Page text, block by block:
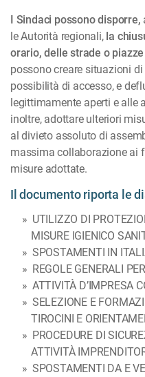
I Sindaci possono disporre,
le Autorità regionali, la
orario, delle strade o
possono creare situazioni
possibilità di accesso, e
legittimamente aperti e alle
inoltre, adottare ulteriori
al divieto assoluto di
massima collaborazione ai
misure adottate.
Il documento riporta le
UTILIZZO DI
MISURE IGIENICO
SPOSTAMENTI IN
REGOLE GENERALI
ATTIVITÀ D’IMPRESA
SELEZIONE E
TIROCINI E
PROCEDURE DI
ATTIVITÀ
SPOSTAMENTI DA E